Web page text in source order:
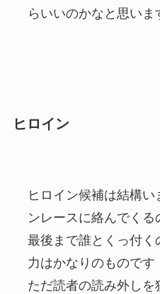
らいいのかなと思いま
ヒロイン
ヒロイン候補は結構
ンレースに絡んでくる
最後まで誰とくっ付く
力はかなりのものです
ただ読者の読み外し